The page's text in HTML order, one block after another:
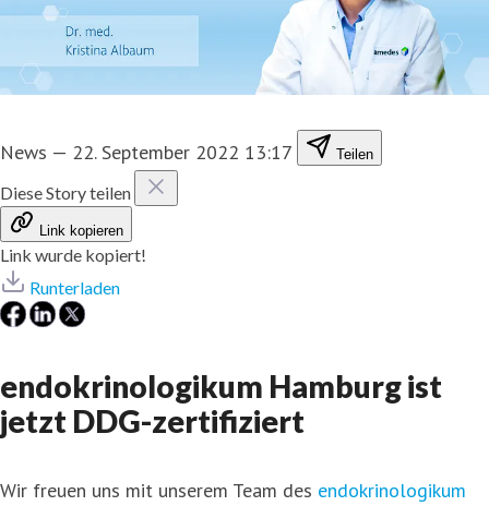
News — 22. September 2022 13:17 Teilen
Diese Story teilen
Link kopieren
Link wurde kopiert!
Runterladen
endokrinologikum Hamburg ist
jetzt DDG-zertifiziert
Wir freuen uns mit unserem Team des endokrinologikum